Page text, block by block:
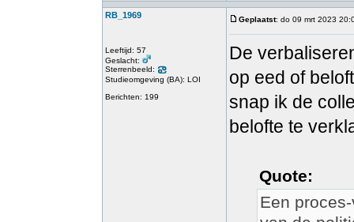
RB_1969
Leeftijd: 57
Geslacht:
Sterrenbeeld:
Studieomgeving (BA): LOI
Berichten: 199
Geplaatst: do 09 mrt 2023
De
op eed of
snap ik de
belofte te
Quote:
Een